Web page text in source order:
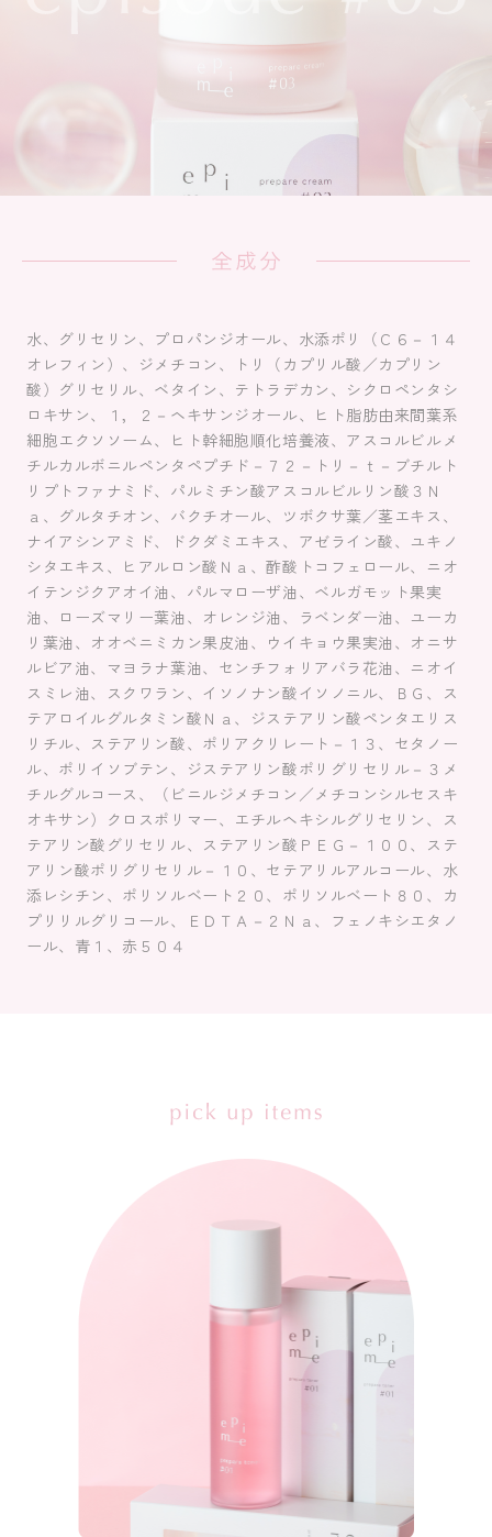
水、グリセリン、プロパンジオール、水添ポリ（Ｃ６－１４
オレフィン）、ジメチコン、トリ（カプリル酸／カプリン
酸）グリセリル、ベタイン、テトラデカン、シクロペンタシ
ロキサン、１，２－ヘキサンジオール、ヒト脂肪由来間葉系
細胞エクソソーム、ヒト幹細胞順化培養液、アスコルビルメ
チルカルボニルペンタペプチド－７２－トリ－ｔ－ブチルト
リプトファナミド、パルミチン酸アスコルビルリン酸３Ｎ
ａ、グルタチオン、バクチオール、ツボクサ葉／茎エキス、
ナイアシンアミド、ドクダミエキス、アゼライン酸、ユキノ
シタエキス、ヒアルロン酸Ｎａ、酢酸トコフェロール、ニオ
イテンジクアオイ油、パルマローザ油、ベルガモット果実
油、ローズマリー葉油、オレンジ油、ラベンダー油、ユーカ
リ葉油、オオベニミカン果皮油、ウイキョウ果実油、オニサ
ルビア油、マヨラナ葉油、センチフォリアバラ花油、ニオイ
スミレ油、スクワラン、イソノナン酸イソノニル、ＢＧ、ス
テアロイルグルタミン酸Ｎａ、ジステアリン酸ペンタエリス
リチル、ステアリン酸、ポリアクリレート－１３、セタノー
ル、ポリイソブテン、ジステアリン酸ポリグリセリル－３メ
チルグルコース、（ビニルジメチコン／メチコンシルセスキ
オキサン）クロスポリマー、エチルヘキシルグリセリン、ス
テアリン酸グリセリル、ステアリン酸ＰＥＧ－１００、ステ
アリン酸ポリグリセリル－１０、セテアリルアルコール、水
添レシチン、ポリソルベート２０、ポリソルベート８０、カ
プリリルグリコール、ＥＤＴＡ－２Ｎａ、フェノキシエタノ
ール、青１、赤５０４